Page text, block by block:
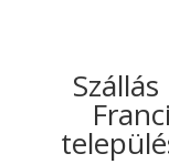
Discover
Cars
Transzfer